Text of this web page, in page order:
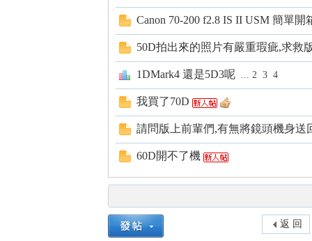
Canon 70-200 f2.8 IS II USM 簡單開
50D拍出來的照片有嚴重瑕疵,求救
1DMark4 還是5D3呢 ... 2 3 4
我買了70D
請問版上前輩們,有無將鏡頭機身送
60D開不了機
返 回